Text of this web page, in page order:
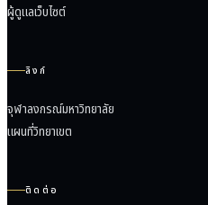
ผู้ดูแลเว็บไซต์
ลิงก์
จุฬาลงกรณ์มหาวิทยาลัย
แผนที่วิทยาเขต
ติดต่อ